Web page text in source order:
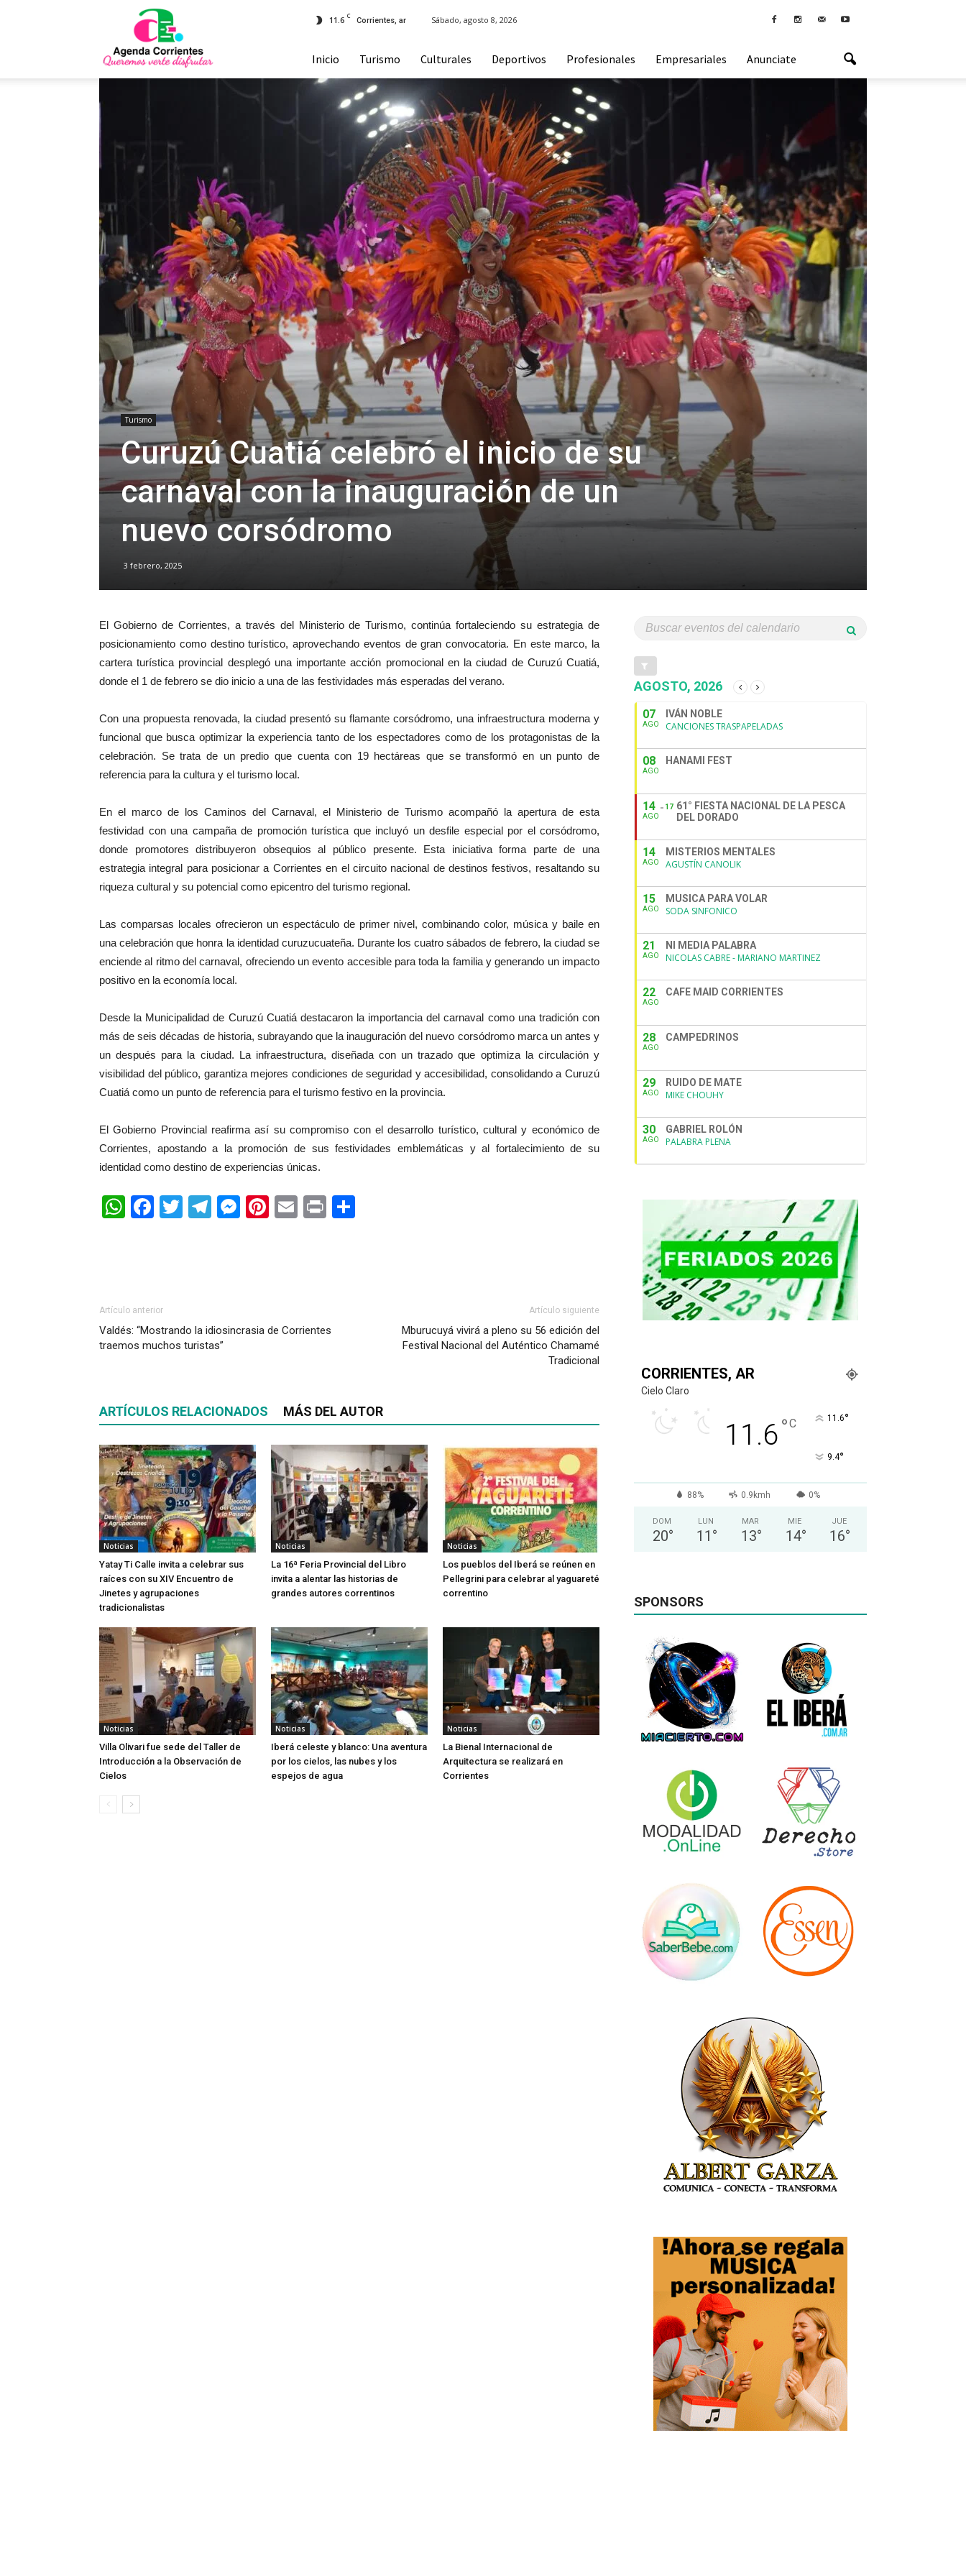
Corrientes
11.6 C
Corrientes, ar Sábado, agosto 8, 2026
Inicio Turismo Culturales Deportivos Profesionales Empresariales Anunciate
Turismo
Curuzú Cuatiá celebró el inicio de su
carnaval con la inauguración de un
nuevo corsódromo
3 febrero, 2025
El Gobierno de Corrientes, a través del Ministerio de Turismo, continúa fortaleciendo su estrategia de
posicionamiento como destino turístico, aprovechando eventos de gran convocatoria. En este marco, la
cartera turística provincial desplegó una importante acción promocional en la ciudad de Curuzú Cuatiá,
donde el 1 de febrero se dio inicio a una de las festividades más esperadas del verano.
Con una propuesta renovada, la ciudad presentó su flamante corsódromo, una infraestructura moderna y
funcional que busca optimizar la experiencia tanto de los espectadores como de los protagonistas de la
celebración. Se trata de un predio que cuenta con 19 hectáreas que se transformó en un punto de
referencia para la cultura y el turismo local.
En el marco de los Caminos del Carnaval, el Ministerio de Turismo acompañó la apertura de esta
festividad con una campaña de promoción turística que incluyó un desfile especial por el corsódromo,
donde promotores distribuyeron obsequios al público presente. Esta iniciativa forma parte de una
estrategia integral para posicionar a Corrientes en el circuito nacional de destinos festivos, resaltando su
riqueza cultural y su potencial como epicentro del turismo regional.
Las comparsas locales ofrecieron un espectáculo de primer nivel, combinando color, música y baile en
una celebración que honra la identidad curuzucuateña. Durante los cuatro sábados de febrero, la ciudad se
enciende al ritmo del carnaval, ofreciendo un evento accesible para toda la familia y generando un impacto
positivo en la economía local.
Desde la Municipalidad de Curuzú Cuatiá destacaron la importancia del carnaval como una tradición con
más de seis décadas de historia, subrayando que la inauguración del nuevo corsódromo marca un antes y
un después para la ciudad. La infraestructura, diseñada con un trazado que optimiza la circulación y
visibilidad del público, garantiza mejores condiciones de seguridad y accesibilidad, consolidando a Curuzú
Cuatiá como un punto de referencia para el turismo festivo en la provincia.
El Gobierno Provincial reafirma así su compromiso con el desarrollo turístico, cultural y económico de
Corrientes, apostando a la promoción de sus festividades emblemáticas y al fortalecimiento de su
identidad como destino de experiencias únicas.
WhatsApp
Facebook
TwitterTelegram
Messenger
Pinterest
EmailPrint
Artículo anterior
Valdés: “Mostrando la idiosincrasia de Corrientes
traemos muchos turistas”
Artículo siguiente
Mburucuyá vivirá a pleno su 56 edición del
Festival Nacional del Auténtico Chamamé
Tradicional
ARTÍCULOS RELACIONADOS MÁS DEL AUTOR
Noticias
Yatay Ti Calle invita a celebrar sus
raíces con su XIV Encuentro de
Jinetes y agrupaciones
tradicionalistas
Noticias
La 16ª Feria Provincial del Libro
invita a alentar las historias de
grandes autores correntinos
Noticias
Los pueblos del Iberá se reúnen en
Pellegrini para celebrar al yaguareté
correntino
Noticias
Villa Olivari fue sede del Taller de
Introducción a la Observación de
Cielos
Noticias
Iberá celeste y blanco: Una aventura
por los cielos, las nubes y los
espejos de agua
Noticias
La Bienal Internacional de
Arquitectura se realizará en
Corrientes
AGOSTO, 2026
07
AGO
IVÁN NOBLE
CANCIONES TRASPAPELADAS
08
AGO
HANAMI FEST
14
AGO
17 61° FIESTA NACIONAL DE LA PESCA
DEL DORADO
14
AGO
MISTERIOS MENTALES
AGUSTÍN CANOLIK
15
AGO
MUSICA PARA VOLAR
SODA SINFONICO
21
AGO
NI MEDIA PALABRA
NICOLAS CABRE - MARIANO MARTINEZ
22
AGO
CAFE MAID CORRIENTES
28
AGO
CAMPEDRINOS
29
AGO
RUIDO DE MATE
MIKE CHOUHY
30
AGO
GABRIEL ROLÓN
PALABRA PLENA
CORRIENTES, AR
Cielo Claro
11.6°C 11.6°
9.4°
88% 0.9kmh 0%
DOM
20°
LUN
11 °
MAR
13°
MIE
14°
JUE
16°
SPONSORS